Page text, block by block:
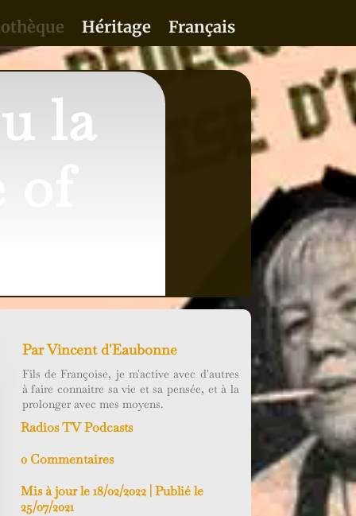
Héritage Français
la
ParVincent d'Eaubonne
Fils de Françoise, je m'active avec d'autres
à faire connaitre sa vie et sa pensée, et à la
prolonger avec mes moyens.
Radios TV Podcasts
0 Commentaires
Mis à jour le 18/02/2022 | Publié le
25/07/2021